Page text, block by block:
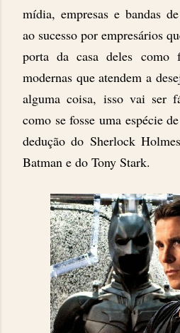
mídia, empresas e bandas
ao sucesso por empresários
porta da casa deles como
modernas que atendem a
alguma coisa, isso vai ser
como se fosse uma espécie
dedução do Sherlock
Batman e do Tony Stark.